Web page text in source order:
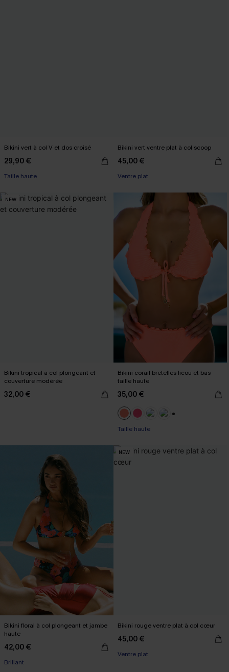
Bikini vert à col V et dos croisé
29,90 €
Taille haute
Bikini vert ventre plat à col scoop
45,00 €
Ventre plat
NEW
Bikini tropical à col plongeant et
couverture modérée
32,00 €
Bikini corail bretelles licou et bas
taille haute
35,00 €
Taille haute
Bikini floral à col plongeant et jambe
haute
42,00 €
Brillant
NEW
Bikini rouge ventre plat à col cœur
45,00 €
Ventre plat